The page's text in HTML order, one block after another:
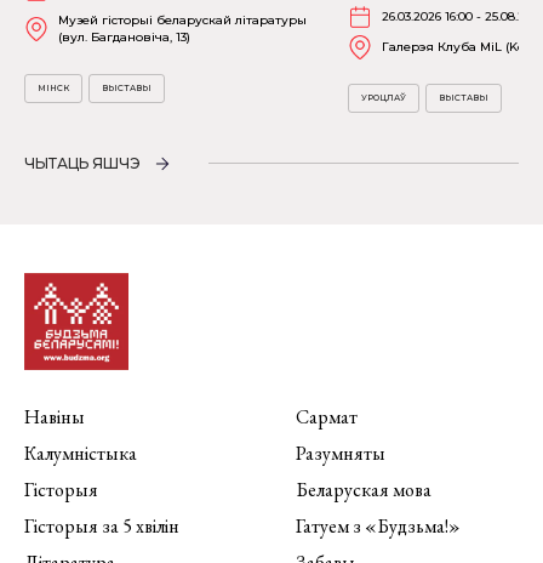
Музей гісторыі беларускай літаратуры
(вул. Багдановіча, 13)
МІНСК ВЫСТАВЫ
26.03.2026 16:00 -
Галерэя Клуба MiL
УРОЦЛАЎ ВЫСТАВЫ
ЧЫТАЦЬ ЯШЧЭ
Навіны
Калумністыка
Гісторыя
Гісторыя за 5 хвілін
Сармат
Разумняты
Беларуская мова
Гатуем з «Будзьма!»